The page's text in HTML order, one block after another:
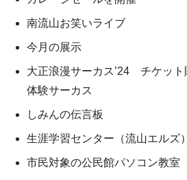
南流山お笑いライブ
今月の展示
大正浪漫サーカス’24 チケッ
体験サーカス
しみんの伝言板
生涯学習センター（流山エルズ
市民対象の公民館パソコン教室